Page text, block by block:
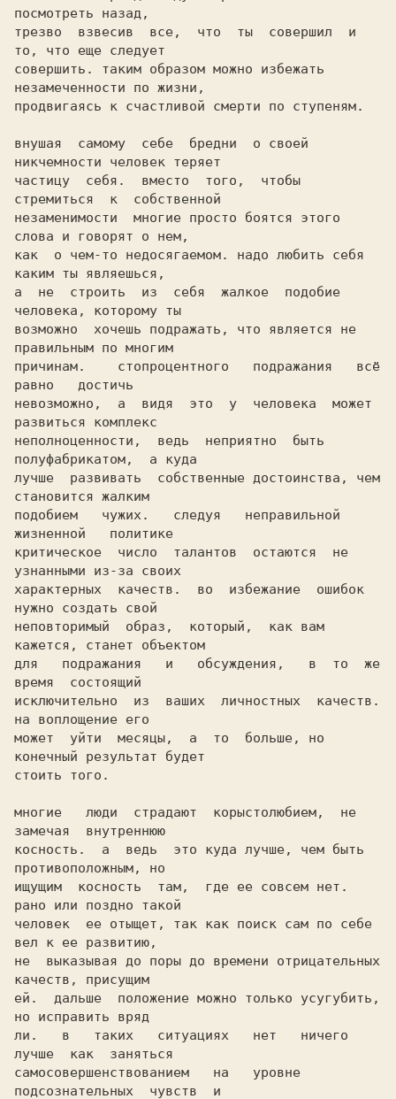
посмотреть назад,
трезво  взвесив  все,  что  ты  совершил  и
то, что еще следует
совершить. таким образом можно избежать
незамеченности по жизни,
продвигаясь к счастливой смерти по ступеням.
внушая  самому  себе  бредни  о своей
никчемности человек теряет
частицу  себя.  вместо  того,  чтобы
стремиться  к  собственной
незаменимости  многие просто боятся этого
слова и говорят о нем,
как  о чем-то недосягаемом. надо любить себя
каким ты являешься,
а  не  строить  из  себя  жалкое  подобие
человека, которому ты
возможно  хочешь подражать, что является не
правильным по многим
причинам.    стопроцентного   подражания   всё
равно   достичь
невозможно,  а  видя  это  у  человека  может
развиться комплекс
неполноценности,  ведь  неприятно  быть
полуфабрикатом,  а куда
лучше  развивать  собственные достоинства, чем
становится жалким
подобием   чужих.   следуя   неправильной
жизненной   политике
критическое  число  талантов  остаются  не
узнанными из-за своих
характерных  качеств.  во  избежание  ошибок
нужно создать свой
неповторимый  образ,  который,  как вам
кажется, станет объектом
для   подражания   и   обсуждения,   в  то  же
время  состоящий
исключительно  из  ваших  личностных  качеств.
на воплощение его
может  уйти  месяцы,  а  то  больше, но
конечный результат будет
стоить того.
многие   люди  страдают  корыстолюбием,  не
замечая  внутреннюю
косность.  а  ведь  это куда лучше, чем быть
противоположным, но
ищущим  косность  там,  где ее совсем нет.
рано или поздно такой
человек  ее отыщет, так как поиск сам по себе
вел к ее развитию,
не  выказывая до поры до времени отрицательных
качеств, присущим
ей.  дальше  положение можно только усугубить,
но исправить вряд
ли.   в   таких   ситуациях   нет   ничего
лучше  как  заняться
самосовершенствованием   на   уровне
подсознательных  чувств  и